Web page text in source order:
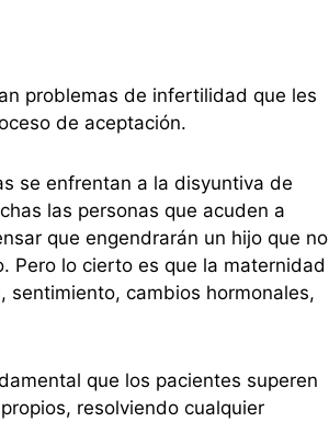
problemas de infertilidad que les
de aceptación.
se enfrentan a la disyuntiva de
las personas que acuden a
que engendrarán un hijo que no
Pero lo cierto es que la maternidad
sentimiento, cambios hormonales,
que los pacientes superen
resolviendo cualquier